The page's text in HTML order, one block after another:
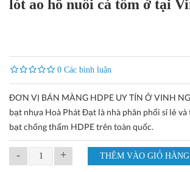
lót ao hồ nuôi cá tôm ở tại
0 Các bình luận
ĐƠN VỊ BÁN MÀNG HDPE UY TÍN Ở VINH
bạt nhựa Hoà Phát Đạt là nhà phân phối sỉ lẻ
bạt chống thấm HDPE trên toàn quốc.
- +